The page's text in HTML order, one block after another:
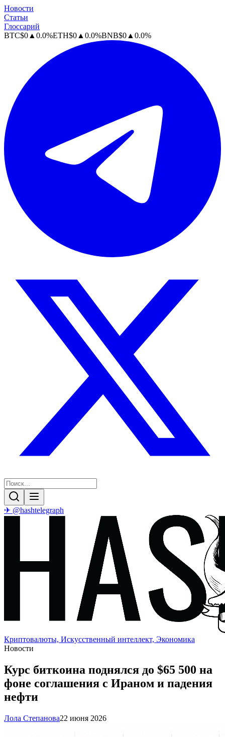
Новости
Статьи
Глоссарий
BTC$0 ▲ 0.0%ETH$0 ▲ 0.0%BNB$0 ▲ 0.0%
✈ @hashtelegraph
Криптовалюты, Искусственный интеллект, Экономика
Новости
Курс биткоина поднялся до $65 500 на
фоне соглашения с Ираном и падения
нефти
Лола Степанова22 июня 2026